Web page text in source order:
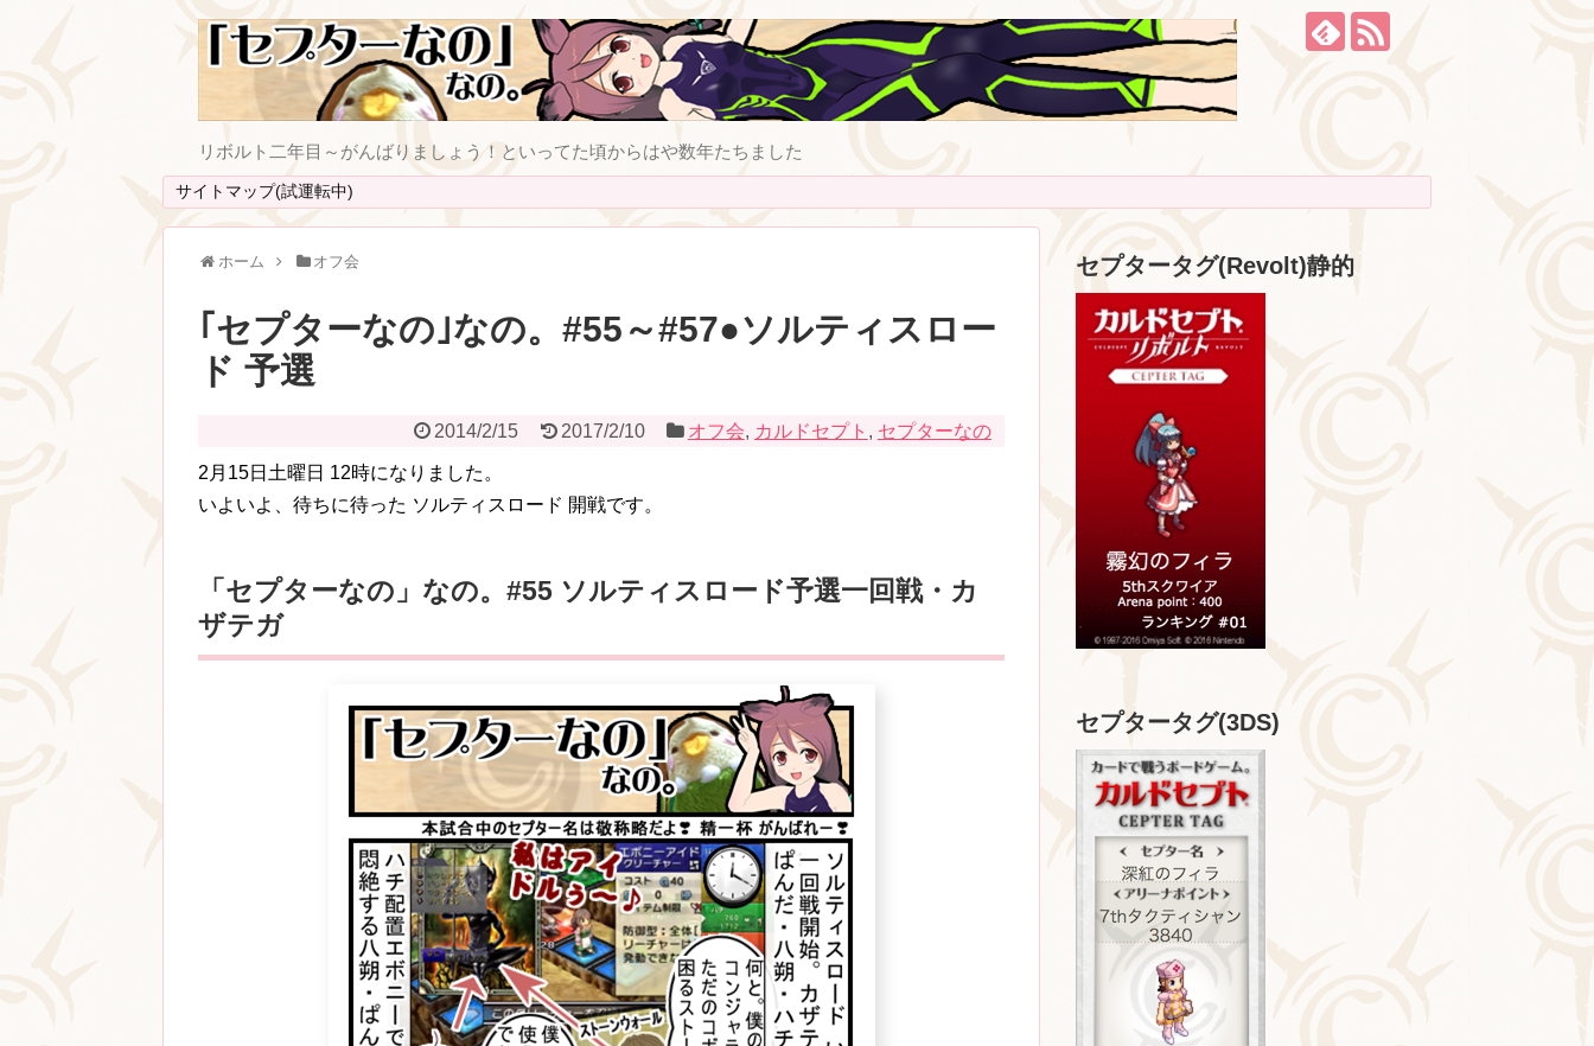
リボルト二年目～がんばりましょう！といってた頃からはや数年たちました
サイトマップ(試運転中)
ホーム オフ会
｢セプターなの｣なの。#55～#57●ソルティスロー
ド 予選
2014/2/15 2017/2/10 オフ会, カルドセプト , セプターなの
2月15日土曜日 12時になりました。
いよいよ、待ちに待った ソルティスロード 開戦です。
「セプターなの」なの。#55 ソルティスロード予選一回戦・カ
ザテガ
セプタータグ(Revolt)静的
セプタータグ(3DS)